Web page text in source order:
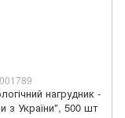
нагрудник -
з України", 500 шт